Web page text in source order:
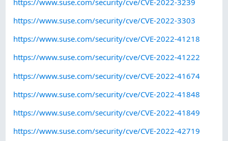
https://www.suse.com/security/cve/CVE-2022-3303
https://www.suse.com/security/cve/CVE-2022-41218
https://www.suse.com/security/cve/CVE-2022-41222
https://www.suse.com/security/cve/CVE-2022-41674
https://www.suse.com/security/cve/CVE-2022-41848
https://www.suse.com/security/cve/CVE-2022-41849
https://www.suse.com/security/cve/CVE-2022-42719